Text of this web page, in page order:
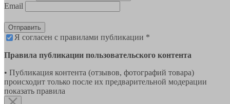
Email
Отправить
Я согласен с правилами публикации *
Правила публикации пользовательского контента
• Публикация контента (отзывов, фотографий товара)
происходит только после их предварительной модерации
показать правила